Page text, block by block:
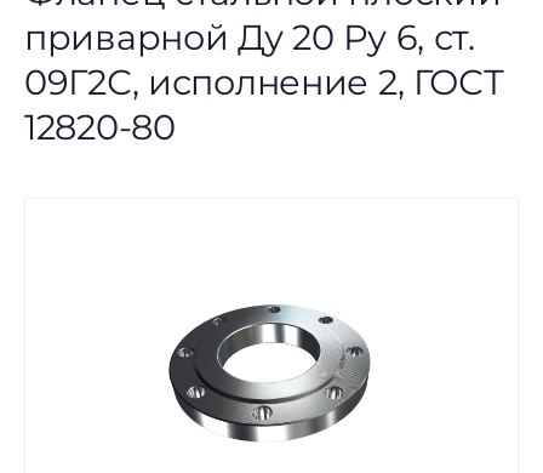
приварной Ду 20 Ру 6, ст.
09Г2С, исполнение 2, ГОСТ
12820-80